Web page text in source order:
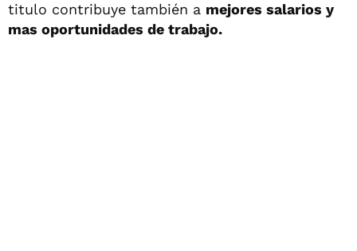
titulo contribuye también a mejores salarios y
mas oportunidades de trabajo.